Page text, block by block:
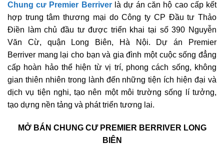
Chung cư Premier Berriverlà dự án căn hộ cao cấp kết
hợp trung tâm thương mại do Công ty CP Đầu tư Thảo
Điền làm chủ đầu tư được triển khai tại số 390 Nguyễn
Văn Cừ, quận Long Biên, Hà Nội. Dự án Premier
Berriver mang lại cho bạn và gia đình một cuộc sống đẳng
cấp hoàn hảo thể hiện từ vị trí, phong cách sống, không
gian thiên nhiên trong lành đến những tiện ích hiện đại và
dịch vụ tiện nghi, tạo nên một môi trường sống lí tưởng,
tạo dựng nền tảng và phát triển tương lai.
MỞ BÁN CHUNG CƯ PREMIER BERRIVER LONG
BIÊN